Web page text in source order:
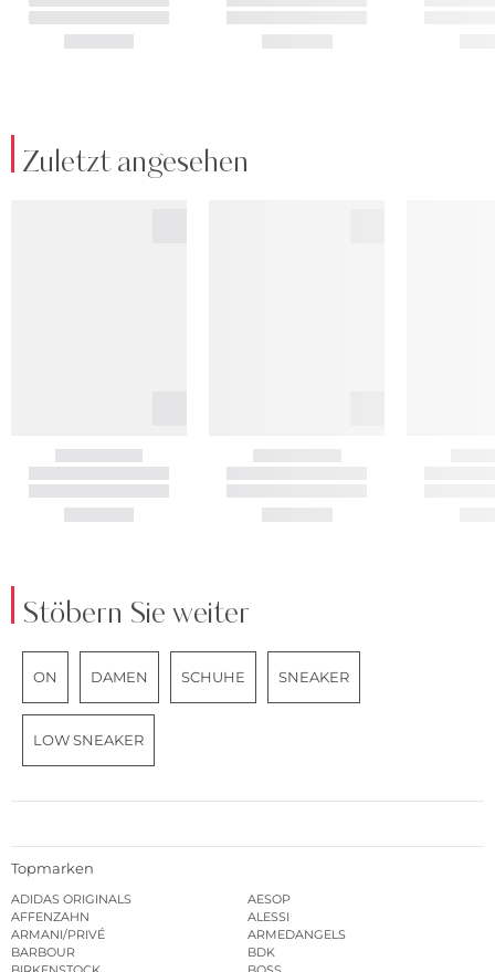
Zuletzt angesehen
Stöbern Sie weiter
ON DAMEN SCHUHE SNEAKER
LOW SNEAKER
Topmarken
ADIDAS ORIGINALS
AESOP
AFFENZAHN
ALESSI
ARMANI/PRIVÉ
ARMEDANGELS
BARBOUR
BDK